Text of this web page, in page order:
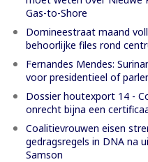
Gas-to-Shore
Domineestraat maand
behoorlijke files rond
Fernandes Mendes:
voor presidentieel of
Dossier houtexport 14 -
onrecht bijna een
Coalitievrouwen eisen
gedragsregels in DNA na
Samson